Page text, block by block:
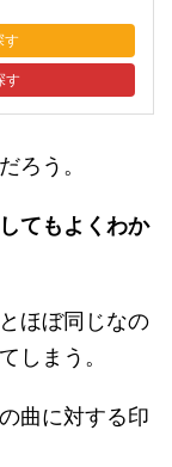
ろう。
てもよくわか
ほぼ同じなの
しまう。
曲に対する印